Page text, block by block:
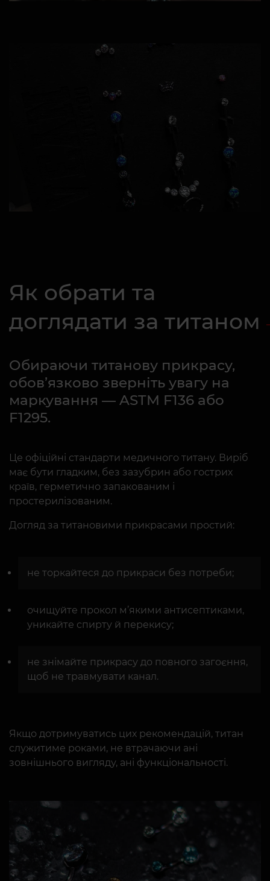
Як обрати та
доглядати за титаном
Обираючи титанову прикрасу,
обов’язково зверніть увагу на
маркування — ASTM F136 або
F1295.
Це офіційні стандарти медичного титану. Виріб
має бути гладким, без зазубрин або гострих
країв, герметично запакованим і
простерилізованим.
Догляд за титановими прикрасами простий:
не торкайтеся до прикраси без потреби;
очищуйте прокол м’якими антисептиками,
уникайте спирту й перекису;
не знімайте прикрасу до повного загоєння,
щоб не травмувати канал.
Якщо дотримуватись цих рекомендацій, титан
служитиме роками, не втрачаючи ані
зовнішнього вигляду, ані функціональності.